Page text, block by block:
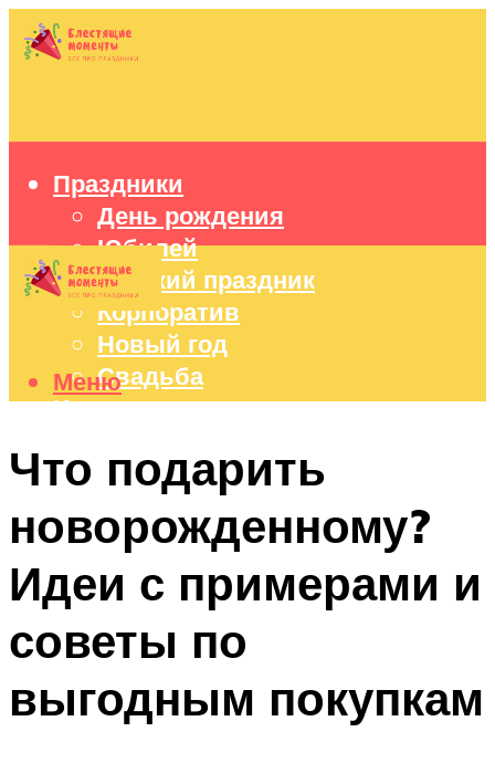
Праздники
День рождения
Юбилей
Детский праздник
Корпоратив
Новый год
Свадьба
Идеи подарков
Праздничный стол
Меню
Меню
Что подарить
новорожденному?
Идеи с примерами и
советы по
выгодным покупкам